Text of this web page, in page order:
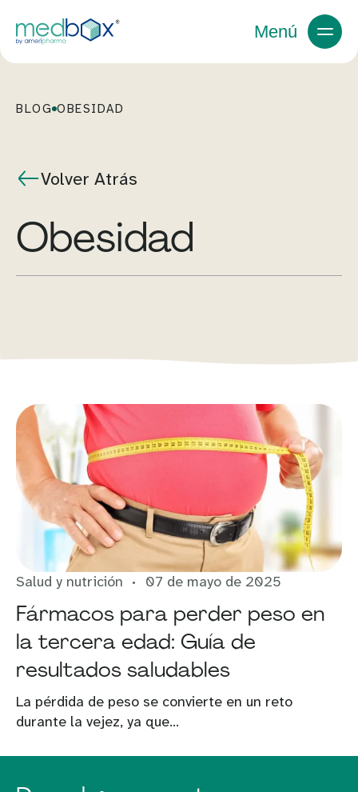
Menú
BLOG OBESIDAD
Volver Atrás
obesidad
Salud y nutrición 07 de mayo de 2025
Fármacos para perder peso en
la tercera edad: Guía de
resultados saludables
La pérdida de peso se convierte en un reto
durante la vejez, ya que...